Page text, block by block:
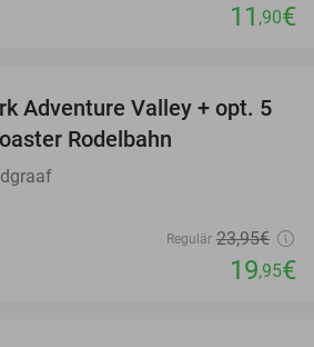
11 ,90€
17%
Adventure Valley + opt. 5
Rodelbahn
Regulär 23,95€
19,95€